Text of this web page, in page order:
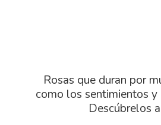
Rosas que duran por
como los sentimientos y
Descúbrelos